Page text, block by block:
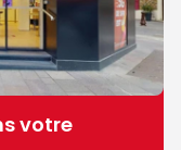
votre